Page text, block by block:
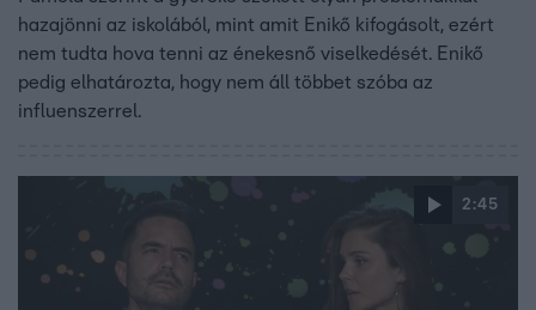
hazajönni az iskolából, mint amit Enikő kifogásolt, ezért
nem tudta hova tenni az énekesnő viselkedését. Enikő
pedig elhatározta, hogy nem áll többet szóba az
influenszerrel.
2:45